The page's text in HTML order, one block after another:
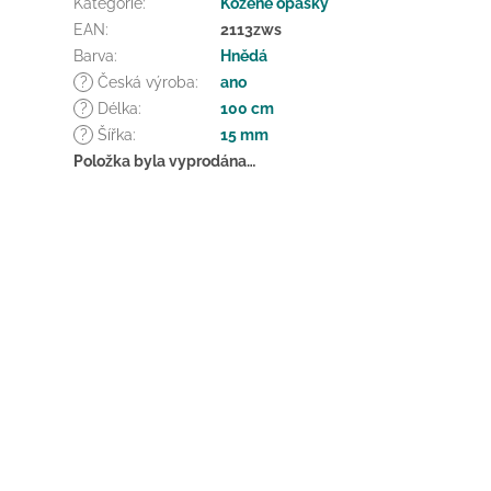
EAN:
2113zws
Barva:
Hnědá
?
Česká výroba:
ano
?
Délka:
100 cm
?
Šířka:
15 mm
Položka byla vyprodána…